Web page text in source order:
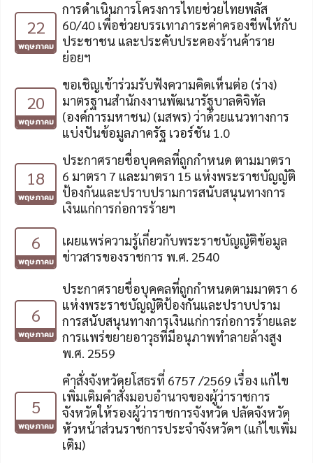
22
พฤษภาคม
การดำเนินการโครงการไทยช่วยไทยพลัส
60/40 เพื่อช่วยบรรเทาภาระค่าครองชีพให้กับ
ประชาชน และประคับประคองร้านค้าราย
ย่อยฯ
20
พฤษภาคม
ขอเชิญเข้าร่วมรับฟังความคิดเห็นต่อ (ร่าง)
มาตรฐานสำนักงงานพัฒนารัฐบาลดิจิทัล
(องค์การมหาชน) (มสพร) ว่าด้วยแนวทางการ
แบ่งปันข้อมูลภาครัฐ เวอร์ชัน 1.0
18
พฤษภาคม
ประกาศรายชื่อบุคคลที่ถูกกำหนด ตามมาตรา
6 มาตรา 7 และมาตรา 15 แห่งพระราชบัญญัติ
ป้องกันและปราบปรามการสนับสนุนทางการ
เงินแก่การก่อการร้ายฯ
6
พฤษภาคม
เผยแพร่ความรู้เกี่ยวกับพระราชบัญญัติข้อมูล
ข่าวสารของราชการ พ.ศ. 2540
6
พฤษภาคม
ประกาศรายชื่อบุคคลที่ถูกกำหนดตามมาตรา 6
แห่งพระราชบัญญัติป้องกันและปราบปราม
การสนับสนุนทางการเงินแก่การก่อการร้ายและ
การแพร่ขยายอาวุธที่มีอนุภาพทำลายล้างสูง
พ.ศ. 2559
5
พฤษภาคม
คำสั่งจังหวัดยโสธรที่ 6757 /2569 เรื่อง แก้ไข
เพิ่มเติมคำสั่งมอบอำนาจของผู้ว่าราชการ
จังหวัดให้รองผู้ว่าราชการจังหวัด ปลัดจังหวัด
หัวหน้าส่วนราชการประจำจังหวัดฯ (แก้ไขเพิ่ม
เติม)